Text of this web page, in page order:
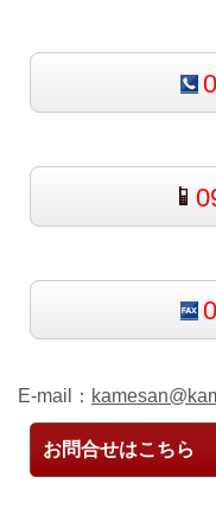
E-mail：
お問合せはこちら